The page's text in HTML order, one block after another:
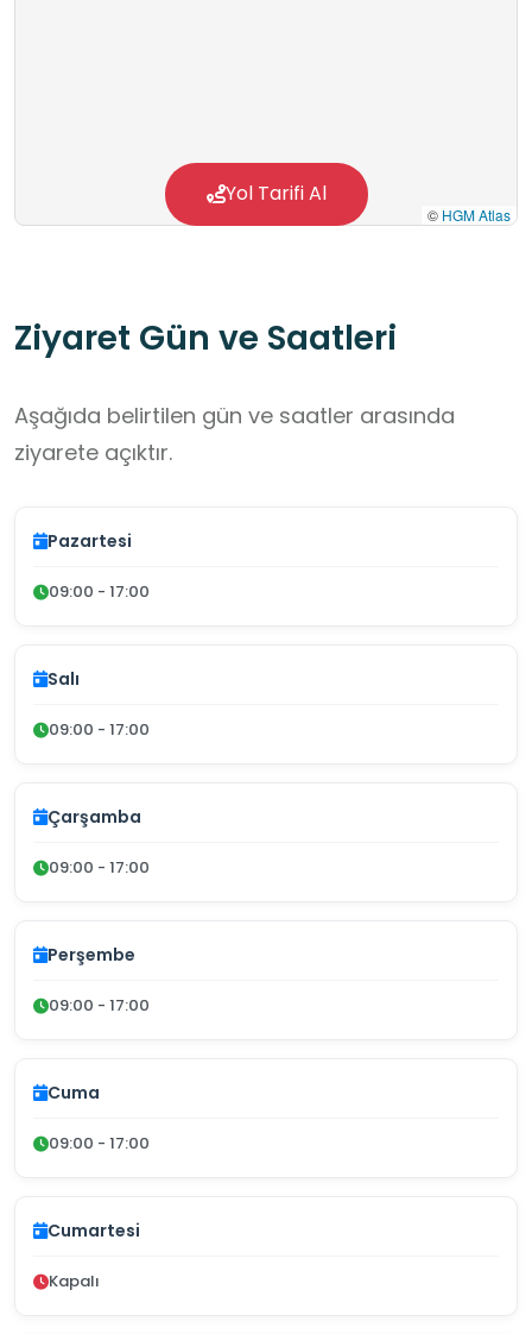
© HGM Atlas
Yol Tarifi Al
Ziyaret Gün ve Saatleri
Aşağıda belirtilen gün ve saatler arasında
ziyarete açıktır.
Pazartesi
09:00 - 17:00
Salı
09:00 - 17:00
Çarşamba
09:00 - 17:00
Perşembe
09:00 - 17:00
Cuma
09:00 - 17:00
Cumartesi
Kapalı